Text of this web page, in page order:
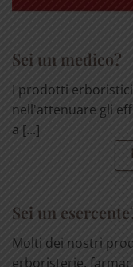
Sei un medico?
I prodotti
nell'attenuare gli
a [...]
Sei un
Molti dei nostri
erboristerie,